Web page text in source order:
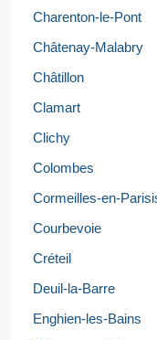
Charenton-le-Pont
Châtenay-Malabry
Châtillon
Clamart
Clichy
Colombes
Cormeilles-en-
Courbevoie
Créteil
Deuil-la-Barre
Enghien-les-Bains